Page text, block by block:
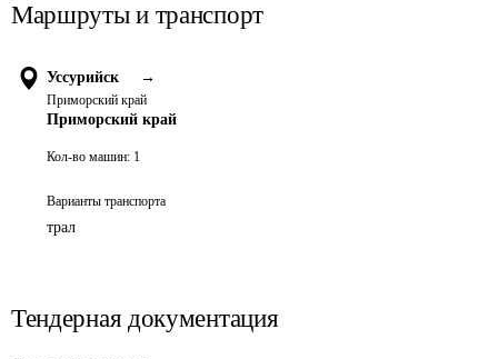
Маршруты и транспорт
Уссурийск →
Приморский край
Приморский край
Кол-во машин: 1
Варианты транспорта
трал
Тендерная документация